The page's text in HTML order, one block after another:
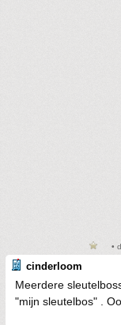
•
cinderloom
Meerdere
"mijn sleutelbos" .